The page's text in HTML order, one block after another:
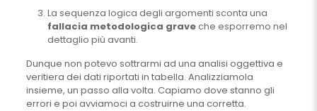
La sequenza logica degli argomenti sconta una
fallacia metodologica graveche esporremo nel
dettaglio più avanti.
Dunque non potevo sottrarmi ad una analisi oggettiva e
veritiera dei dati riportati in tabella. Analizziamola
insieme, un passo alla volta. Capiamo dove stanno gli
errori e poi avviamoci a costruirne una corretta.